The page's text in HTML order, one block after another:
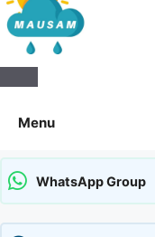
Aaj Ka
मौसम | कल
सबसे पहले
Menu
WhatsApp Group